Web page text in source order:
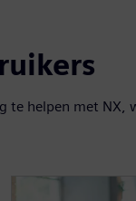
te helpen met NX,